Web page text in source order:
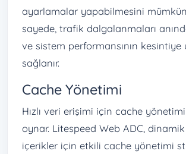
ayarlamalar yapabilmesini mümkün
sayede, trafik dalgalanmaları
ve sistem performansının kesintiye
sağlanır.
Cache Yönetimi
Hızlı veri erişimi için cache
oynar. Litespeed Web ADC,
içerikler için etkili cache yönetimi